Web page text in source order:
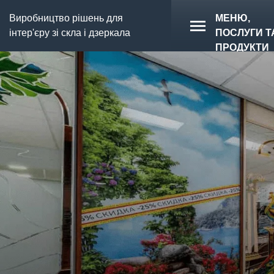
Виробництво рішень для
інтер'єру зі скла і дзеркала
МЕНЮ,
ПОСЛУГИ
ПРОДУКТИ